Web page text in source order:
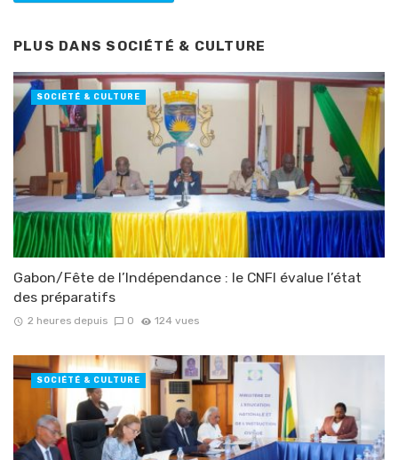
PLUS DANS SOCIÉTÉ & CULTURE
Gabon/Fête de l’Indépendance : le CNFI évalue l’état
des préparatifs
2 heures depuis 0 124 vues
SOCIÉTÉ & CULTURE
SOCIÉTÉ & CULTURE